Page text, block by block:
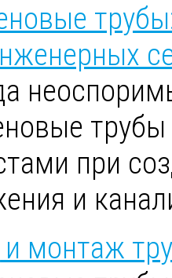
при
и
монтаж